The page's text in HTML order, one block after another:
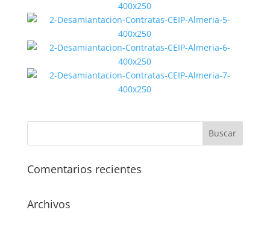
Comentarios recientes
Archivos